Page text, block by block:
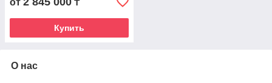
от ₸
Купить
О нас